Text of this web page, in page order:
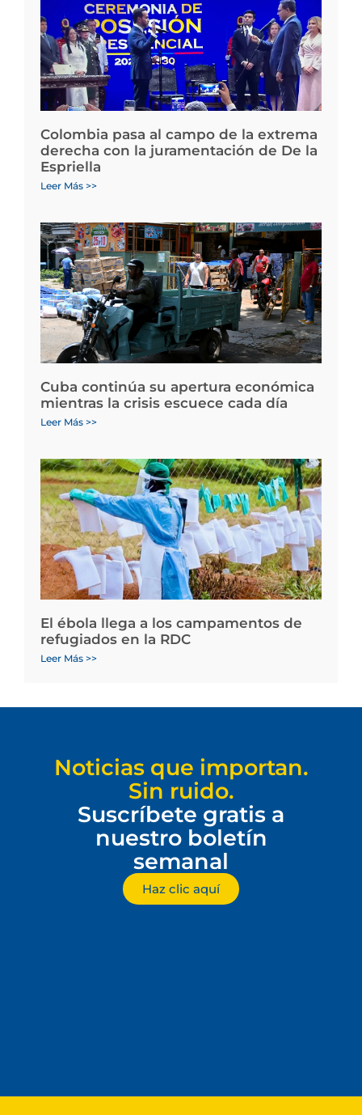
Colombia pasa al campo de la extrema
derecha con la juramentación de De la
Espriella
Leer Más >>
Cuba continúa su apertura económica
mientras la crisis escuece cada día
Leer Más >>
El ébola llega a los campamentos de
refugiados en la RDC
Leer Más >>
Noticias que importan.
Sin ruido.
Suscríbete gratis a
nuestro boletín
semanal
Haz clic aquí